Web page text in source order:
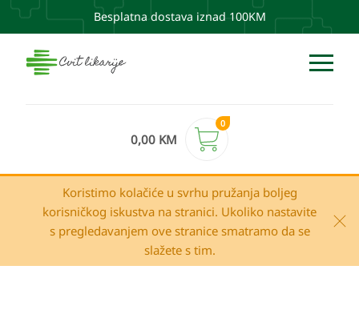
Besplatna dostava iznad 100KM
0,00 KM
0
Koristimo kolačiće u svrhu pružanja boljeg
korisničkog iskustva na stranici. Ukoliko nastavite
s pregledavanjem ove stranice smatramo da se
slažete s tim.